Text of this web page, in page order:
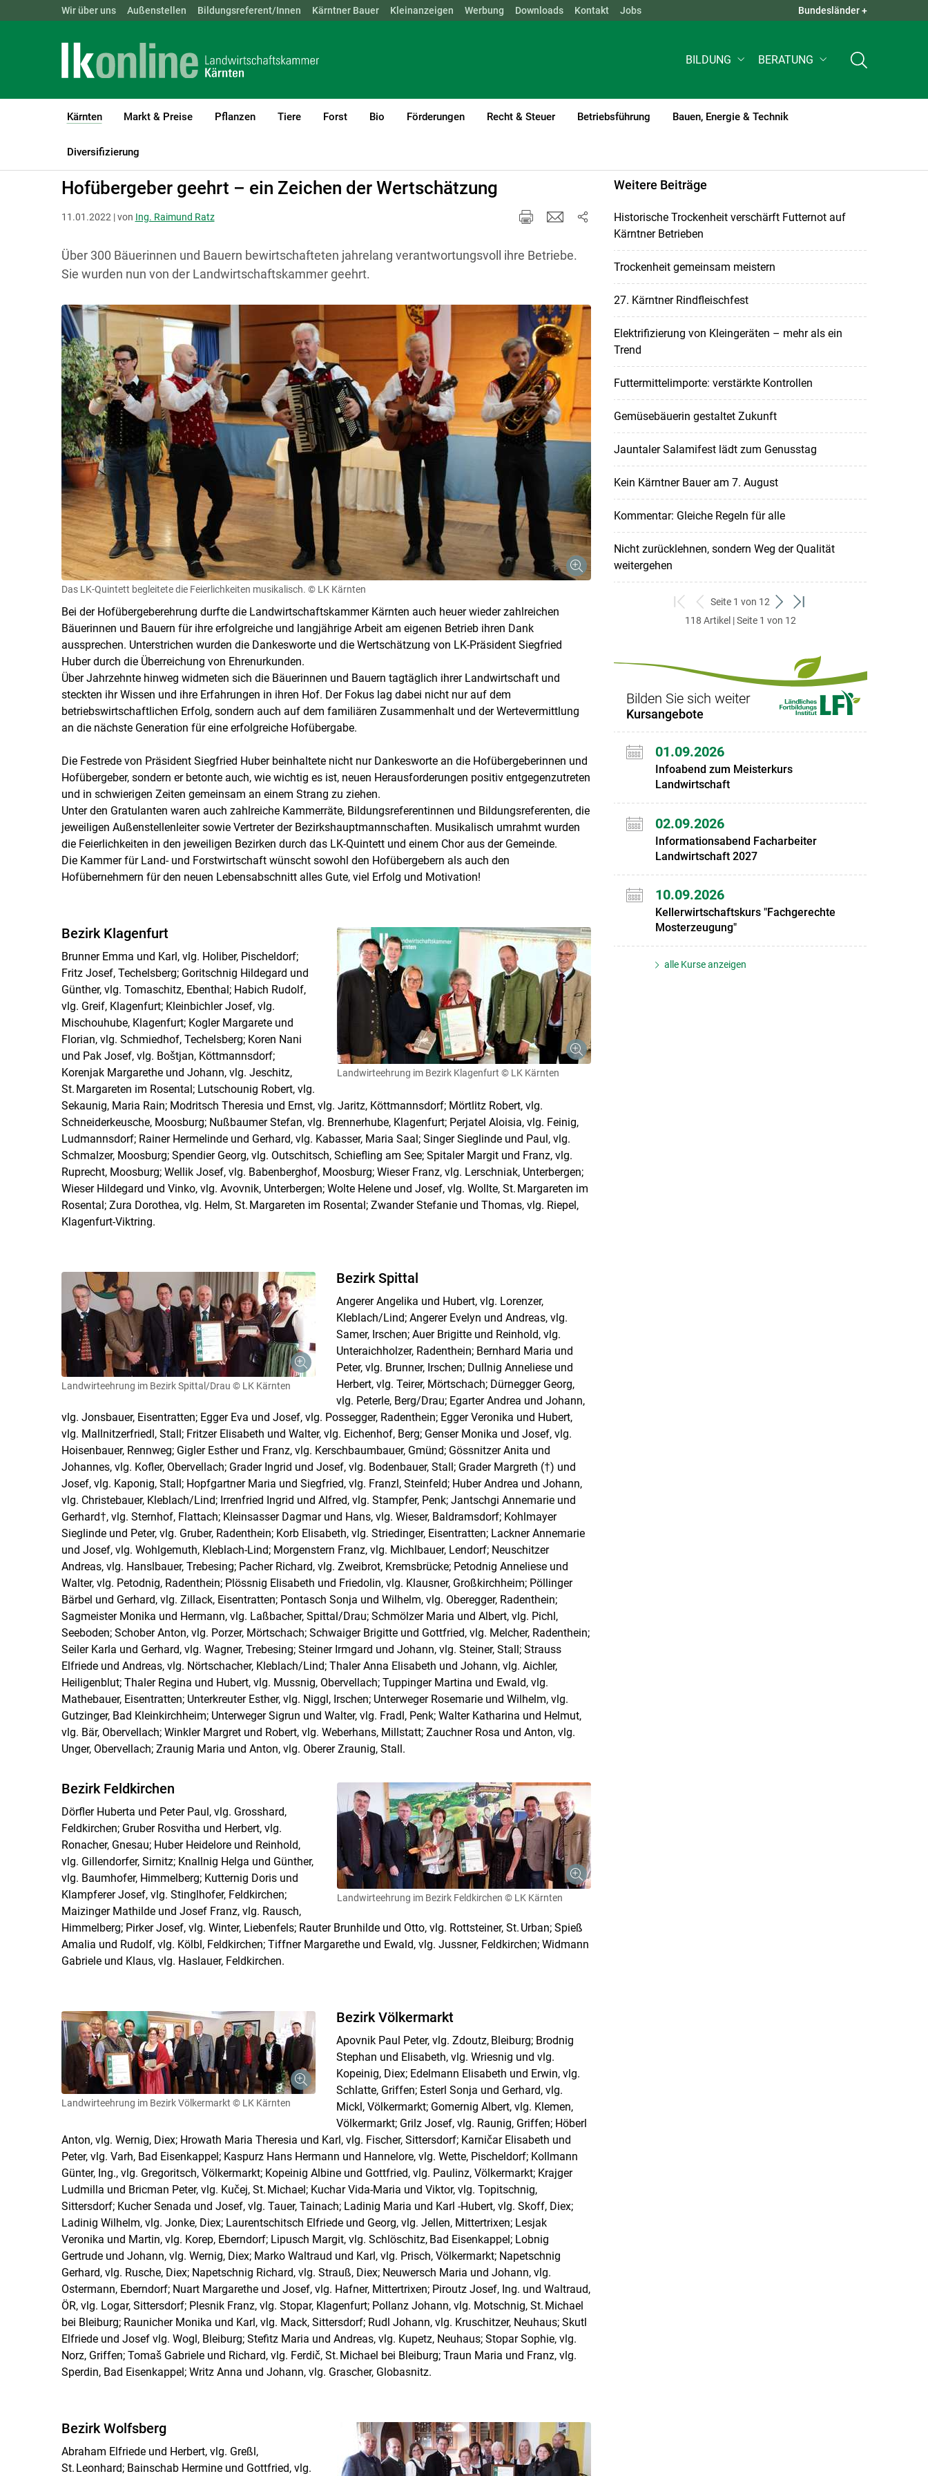
Skip to main content
Landwirtschaftskammern: ÖSTERREICH BGLD KTN NÖ OÖ SBG STMK TIROL VBG WIEN QUICK LINKS +
Wir über uns Außenstellen Bildungsreferent/Innen Kärntner Bauer Kleinanzeigen Werbung Downloads Kontakt Jobs Bundesländer +
BILDUNG BERATUNG
Kärnten
(current)1
Markt & Preise Pflanzen Tiere Forst Bio Förderungen Recht & Steuer Betriebsführung Bauen, Energie & Technik
Diversifizierung
LK Kärnten Kärnten
Hofübergeber geehrt – ein Zeichen der Wertschätzung
11.01.2022 | von Ing. Raimund Ratz
Über 300 Bäuerinnen und Bauern bewirtschafteten jahrelang verantwortungsvoll ihre Betriebe.
Sie wurden nun von der Landwirtschaftskammer geehrt.
Das LK-Quintett begleitete die Feierlichkeiten musikalisch. © LK Kärnten
Bei der Hofübergeberehrung durfte die Landwirtschaftskammer Kärnten auch heuer wieder zahlreichen
Bäuerinnen und Bauern für ihre erfolgreiche und langjährige Arbeit am eigenen Betrieb ihren Dank
aussprechen. Unterstrichen wurden die Dankesworte und die Wertschätzung von LK-Präsident Siegfried
Huber durch die Überreichung von Ehrenurkunden.
Über Jahrzehnte hinweg widmeten sich die Bäuerinnen und Bauern tagtäglich ihrer Landwirtschaft und
steckten ihr Wissen und ihre Erfahrungen in ihren Hof. Der Fokus lag dabei nicht nur auf dem
betriebswirtschaftlichen Erfolg, sondern auch auf dem familiären Zusammenhalt und der Wertevermittlung
an die nächste Generation für eine erfolgreiche Hofübergabe.
Die Festrede von Präsident Siegfried Huber beinhaltete nicht nur Dankesworte an die Hofübergeberinnen und
Hofübergeber, sondern er betonte auch, wie wichtig es ist, neuen Herausforderungen positiv entgegenzutreten
und in schwierigen Zeiten gemeinsam an einem Strang zu ziehen.
Unter den Gratulanten waren auch zahlreiche Kammerräte, Bildungsreferentinnen und Bildungsreferenten, die
jeweiligen Außenstellenleiter sowie Vertreter der Bezirkshauptmannschaften. Musikalisch umrahmt wurden
die Feierlichkeiten in den jeweiligen Bezirken durch das LK-Quintett und einem Chor aus der Gemeinde.
Die Kammer für Land- und Forstwirtschaft wünscht sowohl den Hofübergebern als auch den
Hofübernehmern für den neuen Lebensabschnitt alles Gute, viel Erfolg und Motivation!
Landwirteehrung im Bezirk Klagenfurt © LK Kärnten
Bezirk Klagenfurt
Brunner Emma und Karl, vlg. Holiber, Pischeldorf;
Fritz Josef, Techelsberg; Goritschnig Hildegard und
Günther, vlg. Tomaschitz, Ebenthal; Habich Rudolf,
vlg. Greif, Klagenfurt; Kleinbichler Josef, vlg.
Mischouhube, Klagenfurt; Kogler Margarete und
Florian, vlg. Schmiedhof, Techelsberg; Koren Nani
und Pak Josef, vlg. Boštjan, Köttmannsdorf;
Korenjak Margarethe und Johann, vlg. Jeschitz,
St. Margareten im Rosental; Lutschounig Robert, vlg.
Sekaunig, Maria Rain; Modritsch Theresia und Ernst, vlg. Jaritz, Köttmannsdorf; Mörtlitz Robert, vlg.
Schneiderkeusche, Moosburg; Nußbaumer Stefan, vlg. Brennerhube, Klagenfurt; Perjatel Aloisia, vlg. Feinig,
Ludmannsdorf; Rainer Hermelinde und Gerhard, vlg. Kabasser, Maria Saal; Singer Sieglinde und Paul, vlg.
Schmalzer, Moosburg; Spendier Georg, vlg. Outschitsch, Schiefling am See; Spitaler Margit und Franz, vlg.
Ruprecht, Moosburg; Wellik Josef, vlg. Babenberghof, Moosburg; Wieser Franz, vlg. Lerschniak, Unterbergen;
Wieser Hildegard und Vinko, vlg. Avovnik, Unterbergen; Wolte Helene und Josef, vlg. Wollte, St. Margareten im
Rosental; Zura Dorothea, vlg. Helm, St. Margareten im Rosental; Zwander Stefanie und Thomas, vlg. Riepel,
Klagenfurt-Viktring.
Landwirteehrung im Bezirk Spittal/Drau © LK Kärnten
Bezirk Spittal
Angerer Angelika und Hubert, vlg. Lorenzer,
Kleblach/​Lind; Angerer Evelyn und Andreas, vlg.
Samer, Irschen; Auer Brigitte und Reinhold, vlg.
Unteraichholzer, Radenthein; Bernhard Maria und
Peter, vlg. Brunner, Irschen; Dullnig Anneliese und
Herbert, vlg. Teirer, Mörtschach; Dürnegger Georg,
vlg. Peterle, Berg/​Drau; Egarter Andrea und Johann,
vlg. Jonsbauer, Eisentratten; Egger Eva und Josef, vlg. Possegger, Radenthein; Egger Veronika und Hubert,
vlg. Mallnitzerfriedl, Stall; Fritzer Elisabeth und Walter, vlg. Eichenhof, Berg; Genser Monika und Josef, vlg.
Hoisenbauer, Rennweg; Gigler Esther und Franz, vlg. Kerschbaumbauer, Gmünd; Gössnitzer Anita und
Johannes, vlg. Kofler, Obervellach; Grader Ingrid und Josef, vlg. Bodenbauer, Stall; Grader Margreth (†) und
Josef, vlg. Kaponig, Stall; Hopfgartner Maria und Siegfried, vlg. Franzl, Steinfeld; Huber Andrea und Johann,
vlg. Christebauer, Kleblach/​Lind; Irrenfried Ingrid und Alfred, vlg. Stampfer, Penk; Jantschgi Annemarie und
Gerhard†, vlg. Sternhof, Flattach; Kleinsasser Dagmar und Hans, vlg. Wieser, Baldramsdorf; Kohlmayer
Sieglinde und Peter, vlg. Gruber, Radenthein; Korb Elisabeth, vlg. Striedinger, Eisentratten; Lackner Annemarie
und Josef, vlg. Wohlgemuth, Kleblach-Lind; Morgenstern Franz, vlg. Michlbauer, Lendorf; Neuschitzer
Andreas, vlg. Hanslbauer, Trebesing; Pacher Richard, vlg. Zweibrot, Kremsbrücke; Petodnig Anneliese und
Walter, vlg. Petodnig, Radenthein; Plössnig Elisabeth und Friedolin, vlg. Klausner, Großkirchheim; Pöllinger
Bärbel und Gerhard, vlg. Zillack, Eisentratten; Pontasch Sonja und Wilhelm, vlg. Oberegger, Radenthein;
Sagmeister Monika und Hermann, vlg. Laßbacher, Spittal/​Drau; Schmölzer Maria und Albert, vlg. Pichl,
Seeboden; Schober Anton, vlg. Porzer, Mörtschach; Schwaiger Brigitte und Gottfried, vlg. Melcher, Radenthein;
Seiler Karla und Gerhard, vlg. Wagner, Trebesing; Steiner Irmgard und Johann, vlg. Steiner, Stall; Strauss
Elfriede und Andreas, vlg. Nörtschacher, Kleblach/​Lind; Thaler Anna Elisabeth und Johann, vlg. Aichler,
Heiligenblut; Thaler Regina und Hubert, vlg. Mussnig, Obervellach; Tuppinger Martina und Ewald, vlg.
Mathebauer, Eisentratten; Unterkreuter Esther, vlg. Niggl, Irschen; Unterweger Rosemarie und Wilhelm, vlg.
Gutzinger, Bad Kleinkirchheim; Unterweger Sigrun und Walter, vlg. Fradl, Penk; Walter Katharina und Helmut,
vlg. Bär, Obervellach; Winkler Margret und Robert, vlg. Weberhans, Millstatt; Zauchner Rosa und Anton, vlg.
Unger, Obervellach; Zraunig Maria und Anton, vlg. Oberer Zraunig, Stall.
Landwirteehrung im Bezirk Feldkirchen © LK Kärnten
Bezirk Feldkirchen
Dörfler Huberta und Peter Paul, vlg. Grosshard,
Feldkirchen; Gruber Rosvitha und Herbert, vlg.
Ronacher, Gnesau; Huber Heidelore und Reinhold,
vlg. Gillendorfer, Sirnitz; Knallnig Helga und Günther,
vlg. Baumhofer, Himmelberg; Kutternig Doris und
Klampferer Josef, vlg. Stinglhofer, Feldkirchen;
Maizinger Mathilde und Josef Franz, vlg. Rausch,
Himmelberg; Pirker Josef, vlg. Winter, Liebenfels; Rauter Brunhilde und Otto, vlg. Rottsteiner, St. Urban; Spieß
Amalia und Rudolf, vlg. Kölbl, Feldkirchen; Tiffner Margarethe und Ewald, vlg. Jussner, Feldkirchen; Widmann
Gabriele und Klaus, vlg. Haslauer, Feldkirchen.
Landwirteehrung im Bezirk Völkermarkt © LK Kärnten
Bezirk Völkermarkt
Apovnik Paul Peter, vlg. Zdoutz, Bleiburg; Brodnig
Stephan und Elisabeth, vlg. Wriesnig und vlg.
Kopeinig, Diex; Edelmann Elisabeth und Erwin, vlg.
Schlatte, Griffen; Esterl Sonja und Gerhard, vlg.
Mickl, Völkermarkt; Gomernig Albert, vlg. Klemen,
Völkermarkt; Grilz Josef, vlg. Raunig, Griffen; Höberl
Anton, vlg. Wernig, Diex; Hrowath Maria Theresia und Karl, vlg. Fischer, Sittersdorf; Karničar Elisabeth und
Peter, vlg. Varh, Bad Eisenkappel; Kaspurz Hans Hermann und Hannelore, vlg. Wette, Pischeldorf; Kollmann
Günter, Ing., vlg. Gregoritsch, Völkermarkt; Kopeinig Albine und Gottfried, vlg. Paulinz, Völkermarkt; Krajger
Ludmilla und Bricman Peter, vlg. Kučej, St. Michael; Kuchar Vida-Maria und Viktor, vlg. Topitschnig,
Sittersdorf; Kucher Senada und Josef, vlg. Tauer, Tainach; Ladinig Maria und Karl -Hubert, vlg. Skoff, Diex;
Ladinig Wilhelm, vlg. Jonke, Diex; Laurentschitsch Elfriede und Georg, vlg. Jellen, Mittertrixen; Lesjak
Veronika und Martin, vlg. Korep, Eberndorf; Lipusch Margit, vlg. Schlöschitz, Bad Eisenkappel; Lobnig
Gertrude und Johann, vlg. Wernig, Diex; Marko Waltraud und Karl, vlg. Prisch, Völkermarkt; Napetschnig
Gerhard, vlg. Rusche, Diex; Napetschnig Richard, vlg. Strauß, Diex; Neuwersch Maria und Johann, vlg.
Ostermann, Eberndorf; Nuart Margarethe und Josef, vlg. Hafner, Mittertrixen; Piroutz Josef, Ing. und Waltraud,
ÖR, vlg. Logar, Sittersdorf; Plesnik Franz, vlg. Stopar, Klagenfurt; Pollanz Johann, vlg. Motschnig, St. Michael
bei Bleiburg; Raunicher Monika und Karl, vlg. Mack, Sittersdorf; Rudl Johann, vlg. Kruschitzer, Neuhaus; Skutl
Elfriede und Josef vlg. Wogl, Bleiburg; Stefitz Maria und Andreas, vlg. Kupetz, Neuhaus; Stopar Sophie, vlg.
Norz, Griffen; Tomaš Gabriele und Richard, vlg. Ferdič, St. Michael bei Bleiburg; Traun Maria und Franz, vlg.
Sperdin, Bad Eisenkappel; Writz Anna und Johann, vlg. Grascher, Globasnitz.
Bezirk Wolfsberg
Abraham Elfriede und Herbert, vlg. Greßl,
St. Leonhard; Bainschab Hermine und Gottfried, vlg.
Weitere Beiträge
Historische Trockenheit verschärft Futternot auf
Kärntner Betrieben
Trockenheit gemeinsam meistern
27. Kärntner Rindfleischfest
Elektrifizierung von Kleingeräten – mehr als ein
Trend
Futtermittelimporte: verstärkte Kontrollen
Gemüsebäuerin gestaltet Zukunft
Jauntaler Salamifest lädt zum Genusstag
Kein Kärntner Bauer am 7. August
Kommentar: Gleiche Regeln für alle
Nicht zurücklehnen, sondern Weg der Qualität
weitergehen
zum
ersten
zurück
zum
Seite 1 von 12
weiter
zum
zum
118 Artikel | Seite 1 von 12
Bilden Sie sich weiter
Kursangebote
01.09.2026
Infoabend zum Meisterkurs
Landwirtschaft
02.09.2026
Informationsabend Facharbeiter
Landwirtschaft 2027
10.09.2026
Kellerwirtschaftskurs "Fachgerechte
Mosterzeugung"
alle Kurse anzeigen